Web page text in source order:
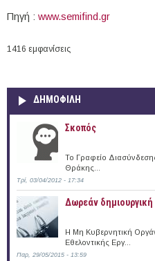
Πηγή : www.semifind.gr
1416 εμφανίσεις
ΔΗΜΟΦΙΛΗ
Σκοπός
Το Γραφείο
Θράκης...
Τρί, 03/04/2012 - 17:34
Δωρεάν
Η Μη Κυβερνητική
Εθελοντικής Εργ...
Παρ, 29/05/2015 - 13:59